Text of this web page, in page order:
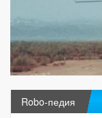
Robo-педия